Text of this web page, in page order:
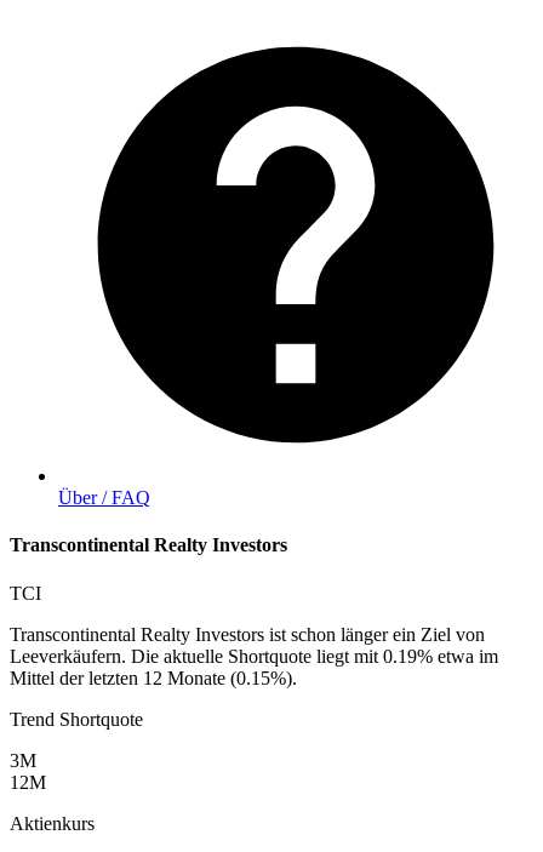
Über / FAQ
Transcontinental Realty Investors
TCI
Transcontinental Realty Investors ist schon länger ein Ziel von
Leeverkäufern. Die aktuelle Shortquote liegt mit 0.19% etwa im
Mittel der letzten 12 Monate (0.15%).
Trend Shortquote
3M
12M
Aktienkurs